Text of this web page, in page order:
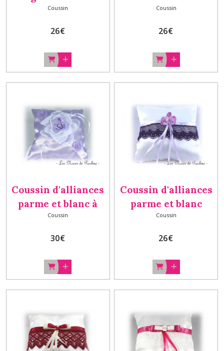
Orchidée a
Coussin
26€
Noeud et dentelle a
Coussin
26€
Coussin d'alliances
parme et blanc à
fleur Textile b
Coussin
30€
Coussin d'alliances
parme et blanc
orchidée et dentelle
Coussin
26€